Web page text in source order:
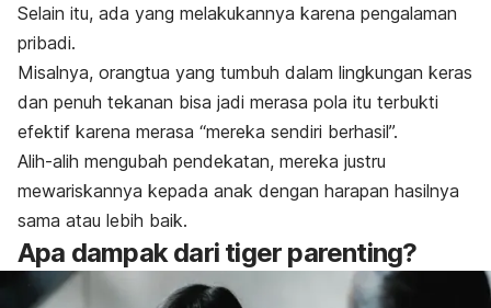
Selain itu, ada yang melakukannya karena pengalaman
pribadi.
Misalnya, orangtua yang tumbuh dalam lingkungan keras
dan penuh tekanan bisa jadi merasa pola itu terbukti
efektif karena merasa “mereka sendiri berhasil”.
Alih-alih mengubah pendekatan, mereka justru
mewariskannya kepada anak dengan harapan hasilnya
sama atau lebih baik.
Apa dampak dari tiger parenting?